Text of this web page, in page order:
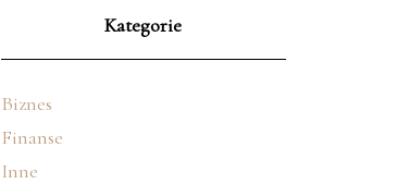
Kategorie
Biznes
Finanse
Inne